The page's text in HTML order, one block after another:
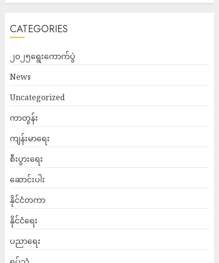
CATEGORIES
၂၀၂၅ရွေးကောက်ပွဲ
News
Uncategorized
ကာတွန်း
ကျန်းမာရေး
စီးပွားရေး
ဆောင်းပါး
နိုင်ငံတကာ
နိုင်ငံရေး
ပညာရေး